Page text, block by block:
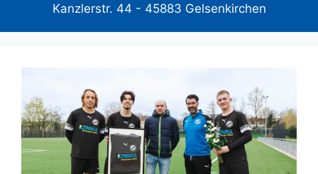
Kanzlerstr. 44 - 45883 Gelsenkirchen